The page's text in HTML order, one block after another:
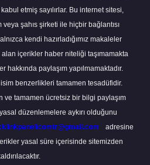
etmiş sayılırlar. Bu internet sitesi,
şahıs şirketi ile hiçbir bağlantısı
kendi hazırladığımız makaleler
alan içerikler haber niteliği taşımamakta
hakkında paylaşım yapılmamaktadır.
benzerlikleri tamamen tesadüfidir.
ve tamamen ücretsiz bir bilgi paylaşım
düzenlemelere aykırı olduğunu
adresine
yasal süre içerisinde sitemizden